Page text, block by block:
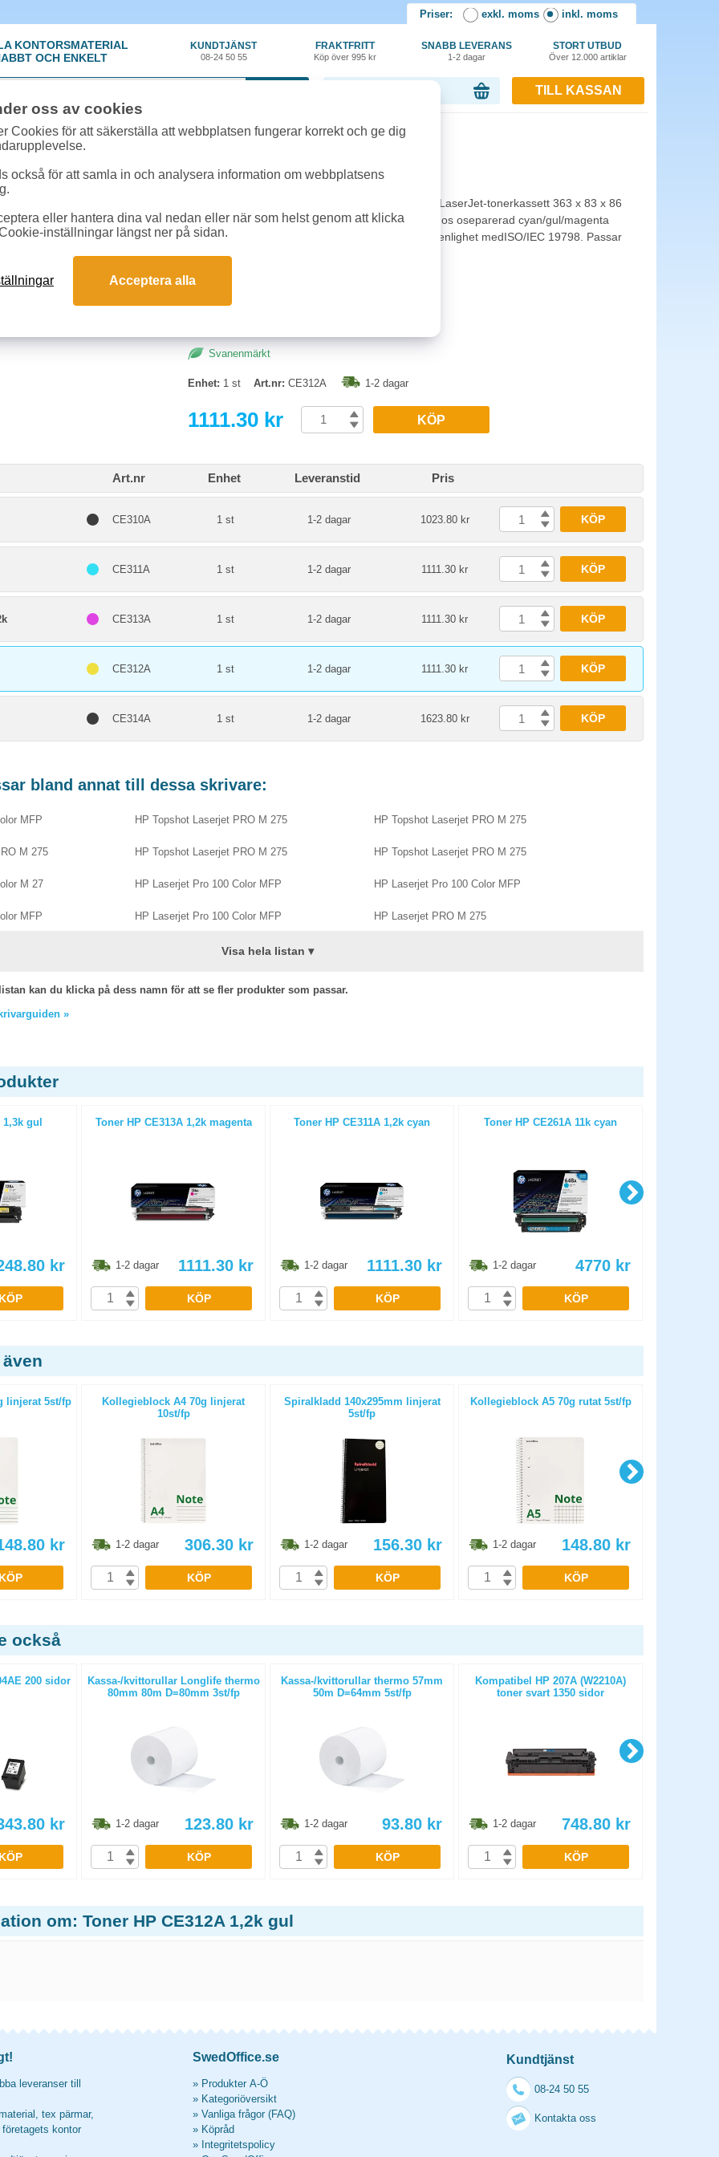
Priser: exkl. moms inkl. moms
KONTORSMATERIAL
OCH ENKELT
KUNDTJÄNST
08-24 50 55
FRAKTFRITT
Köp över 995 kr
SNABB LEVERANS
1-2 dagar
STORT UTBUD
Över 12.000 artiklar
TILL KASSAN
Förbrukning»Toner HP»Toner HP CE312A 1,2k gul
Toner HP CE312A 1,2k gul
Toner HP CE312A 1,2k gul. CE312A HP 126A gul LaserJet-tonerkassett 363 x 83 x 86
mm 0,50 kg Genomsnittlig kontinuerlig kapacitet hos oseparerad cyan/gul/magenta
kassett: 1000 standardsidor. Kapaciteten anges i enlighet medISO/IEC 19798. Passar
till: CP1025. CE312A
Svanenmärkt
Enhet: 1 st Art.nr: CE312A 1-2 dagar
1111.30 kr KÖP
Art.nr Enhet Leveranstid Pris
CE310A 1 st 1-2 dagar 1023.80 kr KÖP
CE311A 1 st 1-2 dagar 1111.30 kr KÖP
CE313A 1 st 1-2 dagar 1111.30 kr KÖP
CE312A 1 st 1-2 dagar 1111.30 kr KÖP
CE314A 1 st 1-2 dagar 1623.80 kr KÖP
bland annat till dessa skrivare:
MFP HP Topshot Laserjet PRO M 275 HP Topshot Laserjet PRO M 275
M 275 HP Topshot Laserjet PRO M 275 HP Topshot Laserjet PRO M 275
M 27 HP Laserjet Pro 100 Color MFP HP Laserjet Pro 100 Color MFP
MFP HP Laserjet Pro 100 Color MFP HP Laserjet PRO M 275
Visa hela listan ▾
kan du klicka på dess namn för att se fler produkter som passar.
»
gul
kr
KÖP
Toner HP CE313A 1,2k magenta
1-2 dagar 1111.30 kr
KÖP
Toner HP CE311A 1,2k cyan
1-2 dagar 1111.30 kr
KÖP
Toner HP CE261A 11k cyan
1-2 dagar 4770 kr
KÖP
linjerat 5st/fp
kr
KÖP
Kollegieblock A4 70g linjerat
10st/fp
1-2 dagar 306.30 kr
KÖP
Spiralkladd 140x295mm linjerat
5st/fp
1-2 dagar 156.30 kr
KÖP
Kollegieblock A5 70g rutat 5st/fp
1-2 dagar 148.80 kr
KÖP
också
200 sidor
kr
KÖP
Kassa-/kvittorullar Longlife thermo
80mm 80m D=80mm 3st/fp
1-2 dagar 123.80 kr
KÖP
Kassa-/kvittorullar thermo 57mm
50m D=64mm 5st/fp
1-2 dagar 93.80 kr
KÖP
Kompatibel HP 207A (W2210A)
toner svart 1350 sidor
1-2 dagar 748.80 kr
KÖP
om: Toner HP CE312A 1,2k gul
leveranser till
tex pärmar,
kontor
SwedOffice.se
» Produkter A-Ö
» Kategoriöversikt
» Vanliga frågor (FAQ)
» Köpråd
» Integritetspolicy
Kundtjänst
08-24 50 55
Kontakta oss
oss av cookies
Cookies för att säkerställa att webbplatsen fungerar korrekt och ge dig
också för att samla in och analysera information om webbplatsens
eller hantera dina val nedan eller när som helst genom att klicka
inställningar längst ner på sidan.
Acceptera alla